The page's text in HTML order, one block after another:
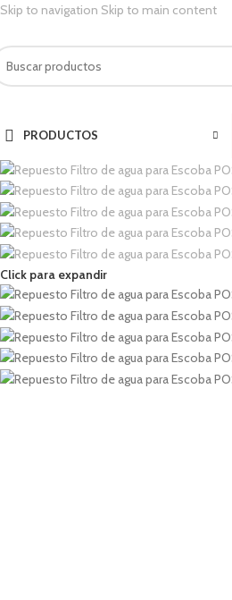
Skip to navigation Skip to main content
PRODUCTOS
Click para expandir